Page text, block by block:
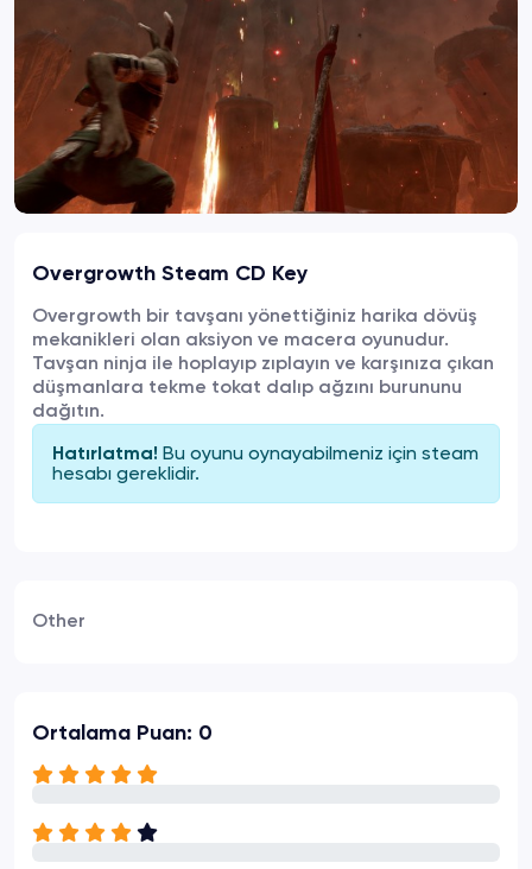
Overgrowth Steam CD Key
Overgrowth bir tavşanı yönettiğiniz harika dövüş
mekanikleri olan aksiyon ve macera oyunudur.
Tavşan ninja ile hoplayıp zıplayın ve karşınıza çıkan
düşmanlara tekme tokat dalıp ağzını burununu
dağıtın.
Hatırlatma! Bu oyunu oynayabilmeniz için steam
hesabı gereklidir.
Other
Ortalama Puan: 0